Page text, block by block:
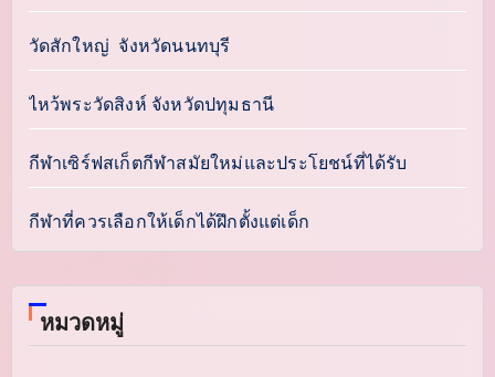
วัดสักใหญ่ จังหวัดนนทบุรี
ไหว้พระวัดสิงห์ จังหวัดปทุมธานี
กีฬาเซิร์ฟสเก็ตกีฬาสมัยใหม่และประโยชน์ที่ได้รับ
กีฬาที่ควรเลือกให้เด็กได้ฝึกตั้งแต่เด็ก
หมวดหมู่